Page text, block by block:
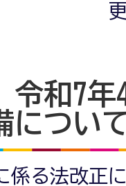
令和7
につい
係る法改正